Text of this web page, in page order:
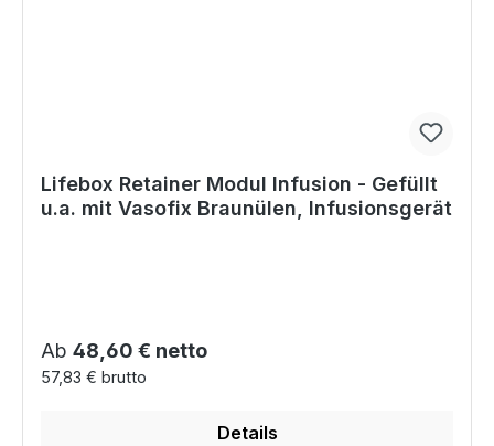
Lifebox Retainer Modul Infusion - Gefüllt
u.a. mit Vasofix Braunülen, Infusionsgerät
Regulärer Preis:
Ab 48,60 € netto
57,83 € brutto
Details